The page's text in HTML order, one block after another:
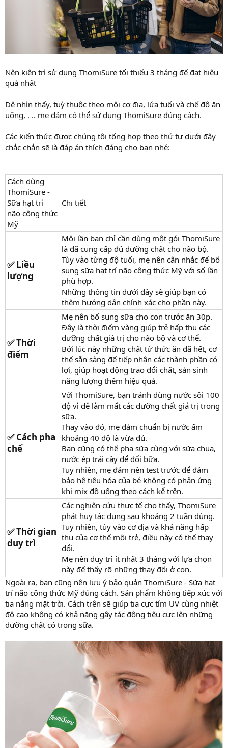
Nên kiên trì sử dụng ThomiSure tối thiểu 3 tháng để đạt hiệu
quả nhất
Dễ nhìn thấy, tuỳ thuộc theo mỗi cơ địa, lứa tuổi và chế độ ăn
uống, . .. mẹ đảm có thể sử dụng ThomiSure đúng cách.
Các kiến thức được chúng tôi tổng hợp theo thứ tự dưới đây
chắc chắn sẽ là đáp án thích đáng cho bạn nhé:
Cách dùng
ThomiSure -
Sữa hạt trí
não công thức
Mỹ
Chi tiết
✅ Liều
lượng​
Mỗi lần bạn chỉ cần dùng một gói ThomiSure
là đã cung cấp đủ dưỡng chất cho não bộ.
Tùy vào từng độ tuổi, mẹ nên cân nhắc để bổ
sung sữa hạt trí não công thức Mỹ với số lần
phù hợp.
Những thông tin dưới đây sẽ giúp bạn có
thêm hướng dẫn chính xác cho phần này.
✅ Thời
điểm​
Mẹ nên bổ sung sữa cho con trước ăn 30p.
Đây là thời điểm vàng giúp trẻ hấp thu các
dưỡng chất giá trị cho não bộ và cơ thể.
Bởi lúc này những chất từ thức ăn đã hết, cơ
thể sẵn sàng để tiếp nhận các thành phần có
lợi, giúp hoạt động trao đổi chất, sản sinh
năng lượng thêm hiệu quả.
✅ Cách pha
chế​
Với ThomiSure, bạn tránh dùng nước sôi 100
độ vì dễ làm mất các dưỡng chất giá trị trong
sữa.
Thay vào đó, mẹ đảm chuẩn bị nước ấm
khoảng 40 độ là vừa đủ.
Bạn cũng có thể pha sữa cùng với sữa chua,
nước ép trái cây để đổi bữa.
Tuy nhiên, mẹ đảm nên test trước để đảm
bảo hệ tiêu hóa của bé không có phản ứng
khi mix đồ uống theo cách kể trên.
✅ Thời gian
duy trì​
Các nghiên cứu thực tế cho thấy, ThomiSure
phát huy tác dụng sau khoảng 2 tuần dùng.
Tuy nhiên, tùy vào cơ địa và khả năng hấp
thu của cơ thể mỗi trẻ, điều này có thể thay
đổi.
Mẹ nên duy trì ít nhất 3 tháng với lựa chọn
này để thấy rõ những thay đổi ở con.
Ngoài ra, bạn cũng nên lưu ý bảo quản ThomiSure - Sữa hạt
trí não công thức Mỹ đúng cách. Sản phẩm không tiếp xúc với
tia nắng mặt trời. Cách trên sẽ giúp tia cực tím UV cùng nhiệt
độ cao không có khả năng gây tác động tiêu cực lên những
dưỡng chất có trong sữa.